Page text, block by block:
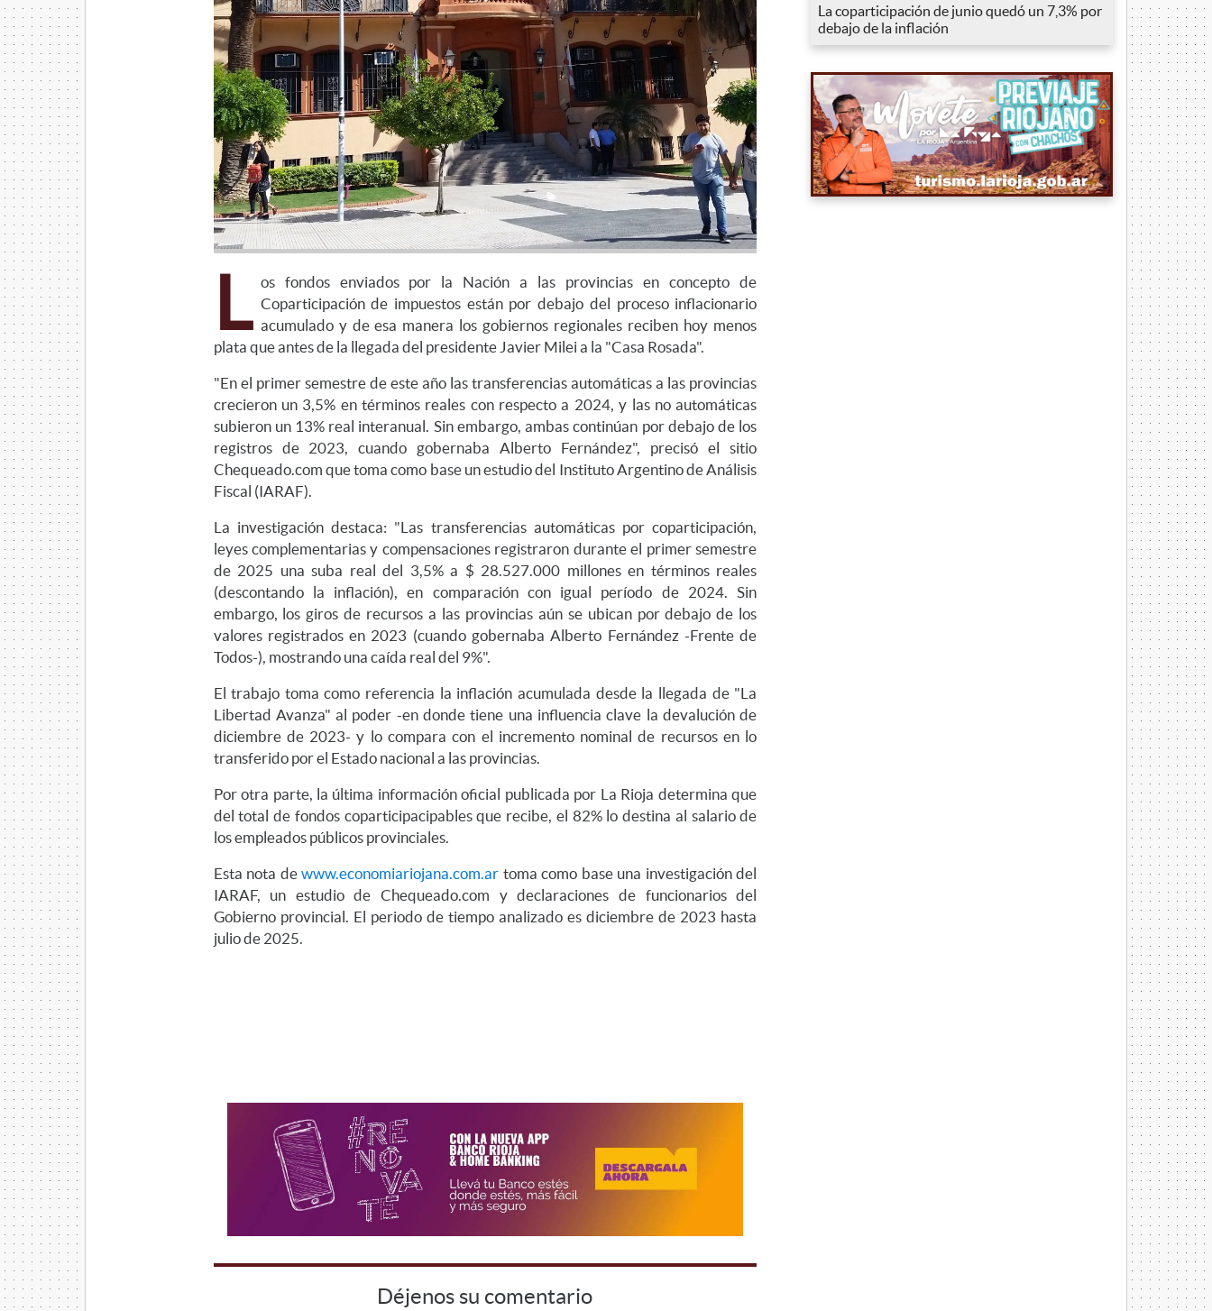
L os fondos enviados por la Nación a las provincias en concepto de
Coparticipación de impuestos están por debajo del proceso inflacionario
acumulado y de esa manera los gobiernos regionales reciben hoy menos
plata que antes de la llegada del presidente Javier Milei a la "Casa Rosada".
"En el primer semestre de este año las transferencias automáticas a las provincias
crecieron un 3,5% en términos reales con respecto a 2024, y las no automáticas
subieron un 13% real interanual. Sin embargo, ambas continúan por debajo de los
registros de 2023, cuando gobernaba Alberto Fernández", precisó el sitio
Chequeado.com que toma como base un estudio del Instituto Argentino de Análisis
Fiscal (IARAF).
La investigación destaca: "Las transferencias automáticas por coparticipación,
leyes complementarias y compensaciones registraron durante el primer semestre
de 2025 una suba real del 3,5% a $ 28.527.000 millones en términos reales
(descontando la inflación), en comparación con igual período de 2024. Sin
embargo, los giros de recursos a las provincias aún se ubican por debajo de los
valores registrados en 2023 (cuando gobernaba Alberto Fernández -Frente de
Todos-), mostrando una caída real del 9%".
El trabajo toma como referencia la inflación acumulada desde la llegada de "La
Libertad Avanza" al poder -en donde tiene una influencia clave la devalución de
diciembre de 2023- y lo compara con el incremento nominal de recursos en lo
transferido por el Estado nacional a las provincias.
Por otra parte, la última información oficial publicada por La Rioja determina que
del total de fondos coparticipacipables que recibe, el 82% lo destina al salario de
los empleados públicos provinciales.
Esta nota dewww.economiariojana.com.ar toma como base una investigación del
IARAF, un estudio de Chequeado.com y declaraciones de funcionarios del
Gobierno provincial. El periodo de tiempo analizado es diciembre de 2023 hasta
julio de 2025.
Déjenos su comentario
La coparticipación de junio quedó un 7,3% por
debajo de la inflación